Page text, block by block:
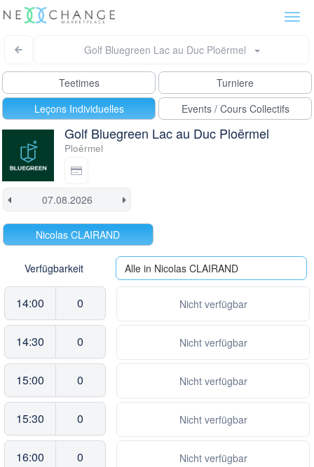
Golf Bluegreen Lac au Duc Ploërmel
Teetimes
Turniere
Leçons Individuelles
Events / Cours Collectifs
Golf Bluegreen Lac au Duc Ploërmel
Ploërmel
Nicolas CLAIRAND
Verfügbarkeit Alle in Nicolas CLAIRAND
14:00 0 Nicht verfügbar
14:30 0 Nicht verfügbar
15:00 0 Nicht verfügbar
15:30 0 Nicht verfügbar
16:00 0 Nicht verfügbar